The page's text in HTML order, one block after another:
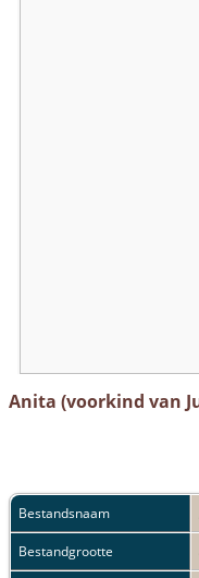
Anita (voorkind van
Bestandsnaam
Bestandgrootte